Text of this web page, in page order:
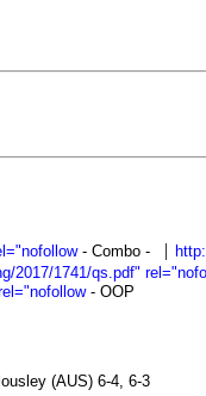
- Combo- |
2017/1741/qs.pdf"
- OOP
(AUS) 6-4, 6-3